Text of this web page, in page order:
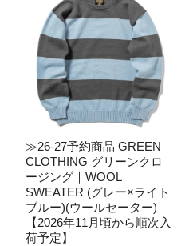
≫26-27予約商品 GREEN
CLOTHING グリーンクロ
ージング｜WOOL
SWEATER (グレー×ライト
ブルー)(ウールセーター)
【2026年11月頃から順次入
荷予定】